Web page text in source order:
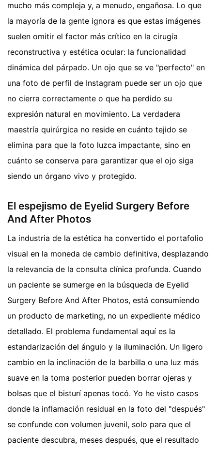
mucho más compleja y, a menudo, engañosa. Lo que
la mayoría de la gente ignora es que estas imágenes
suelen omitir el factor más crítico en la cirugía
reconstructiva y estética ocular: la funcionalidad
dinámica del párpado. Un ojo que se ve "perfecto" en
una foto de perfil de Instagram puede ser un ojo que
no cierra correctamente o que ha perdido su
expresión natural en movimiento. La verdadera
maestría quirúrgica no reside en cuánto tejido se
elimina para que la foto luzca impactante, sino en
cuánto se conserva para garantizar que el ojo siga
siendo un órgano vivo y protegido.
El espejismo de Eyelid Surgery Before
And After Photos
La industria de la estética ha convertido el portafolio
visual en la moneda de cambio definitiva, desplazando
la relevancia de la consulta clínica profunda. Cuando
un paciente se sumerge en la búsqueda de Eyelid
Surgery Before And After Photos, está consumiendo
un producto de marketing, no un expediente médico
detallado. El problema fundamental aquí es la
estandarización del ángulo y la iluminación. Un ligero
cambio en la inclinación de la barbilla o una luz más
suave en la toma posterior pueden borrar ojeras y
bolsas que el bisturí apenas tocó. Yo he visto casos
donde la inflamación residual en la foto del "después"
se confunde con volumen juvenil, solo para que el
paciente descubra, meses después, que el resultado